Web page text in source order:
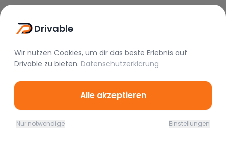
Mercedes
Porsche
Lamborghini
Ferrari
McLaren
Range Rover
Drivable
Wir nutzen Cookies, um dir das beste Erlebnis auf
Drivable zu bieten. Datenschutzerklärung
Alle akzeptieren
Nur notwendige Einstellungen